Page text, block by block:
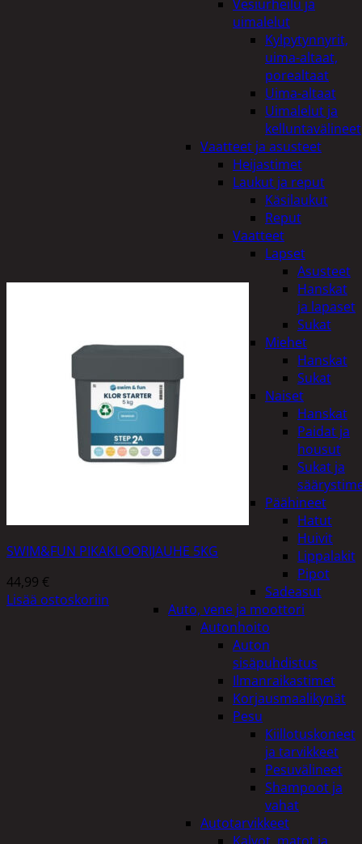
Vesiurheilu ja
uimalelut
Kylpytynnyrit,
uima-altaat,
porealtaat
Uima-altaat
Uimalelut ja
kelluntavälineet
Vaatteet ja asusteet
Heijastimet
Laukut ja reput
Käsilaukut
Reput
Vaatteet
Lapset
Asusteet
Hanskat
ja lapaset
Sukat
Miehet
Hanskat
Sukat
Naiset
Hanskat
Paidat ja
housut
Sukat ja
Päähineet
Hatut
Huivit
Lippalakit
Pipot
Sadeasut
Auto, vene ja moottori
Autonhoito
Auton
sisäpuhdistus
Ilmanraikastimet
Korjausmaalikynät
Pesu
Kiillotuskoneet
ja tarvikkeet
Pesuvälineet
Shampoot ja
vahat
Autotarvikkeet
SWIM&FUN PIKAKLOORIJAUHE 5KG
44,99 €
Lisää ostoskoriin